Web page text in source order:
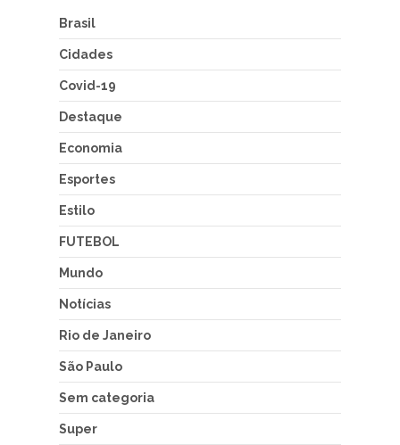
Brasil
Cidades
Covid-19
Destaque
Economia
Esportes
Estilo
FUTEBOL
Mundo
Notícias
Rio de Janeiro
São Paulo
Sem categoria
Super